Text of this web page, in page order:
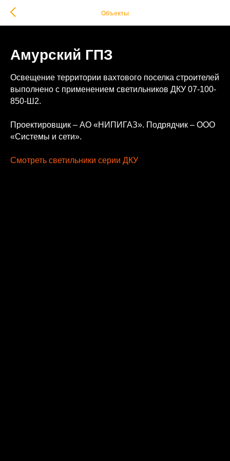
Объекты
Амурский ГПЗ
Освещение территории вахтового поселка строителей
выполнено с применением светильников ДКУ 07-100-
850-Ш2.
Проектировщик – АО «НИПИГАЗ». Подрядчик – ООО
«Системы и сети».
Смотреть светильники серии ДКУ